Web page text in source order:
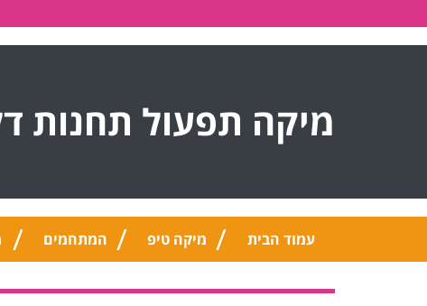
מיקה תפעול תחנות
עמוד הבית מיקה טיפ המתחמים